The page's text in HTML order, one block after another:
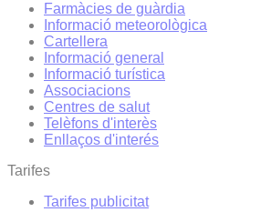
Farmàcies de guàrdia
Informació meteorològica
Cartellera
Informació general
Informació turística
Associacions
Centres de salut
Telèfons d'interès
Enllaços d'interés
Tarifes
Tarifes publicitat